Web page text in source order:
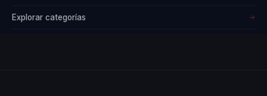
Explorar categorías →